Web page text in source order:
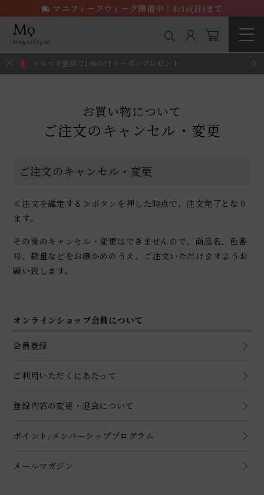
メルマガ登録で10%OFFクーポンプレゼント
マニフィークウィーク開催中！8/16(日)まで
お買い物について
ご注文のキャンセル・変更
オンラインショップ会員について
会員登録
ご利用いただくにあたって
登録内容の変更・退会について
ポイント/メンバーシッププログラム
メールマガジン
ご注文のキャンセル・変更
≪注文を確定する≫ボタンを押した時点で、注文完了となり
ます。
その後のキャンセル・変更はできませんので、商品名、色番
号、数量などをお確かめのうえ、ご注文いただけますようお
願い致します。